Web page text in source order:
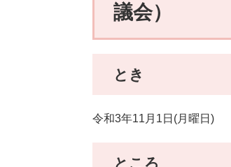
議会）
とき
令和3年11月1日(月曜日)
ところ